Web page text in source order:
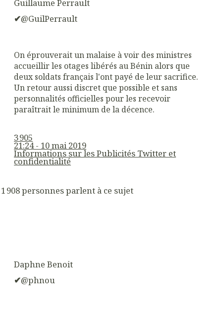
Guillaume Perrault
✔@GuilPerrault
On éprouverait un malaise à voir des ministres
accueillir les otages libérés au Bénin alors que
deux soldats français l'ont payé de leur sacrifice.
Un retour aussi discret que possible et sans
personnalités officielles pour les recevoir
paraîtrait le minimum de la décence.
3 905
21:24 - 10 mai 2019
Informations sur les Publicités Twitter et
confidentialité
1 908 personnes parlent à ce sujet
Daphne Benoit
✔@phnou